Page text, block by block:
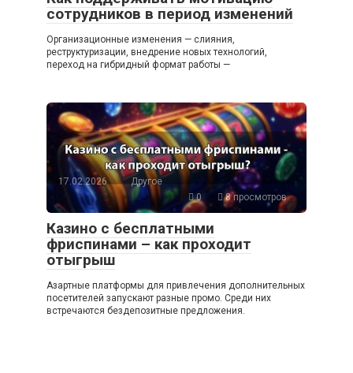
сотрудников в период изменений
Организационные изменения — слияния,
реструктуризации, внедрение новых технологий,
переход на гибридный формат работы —
17.02.2026
Другое
0
8 просмотров
Казино с бесплатными
фриспинами – как проходит
отыгрыш
Азартные платформы для привлечения дополнительных
посетителей запускают разные промо. Среди них
встречаются бездепозитные предложения.